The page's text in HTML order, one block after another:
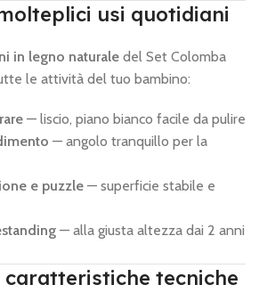
usi quotidiani
in legno naturale del Set Colomba
le attività del tuo bambino:
— liscio, piano bianco facile da pulire
— angolo tranquillo per la
e puzzle — superficie stabile e
— alla giusta altezza dai 2 anni
caratteristiche tecniche